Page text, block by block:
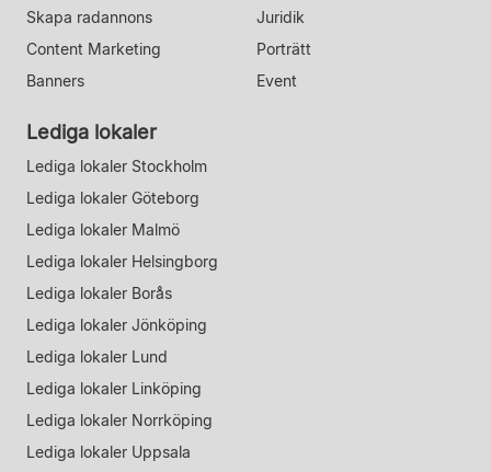
Skapa radannons
Content Marketing
Banners
Juridik
Porträtt
Event
Lediga lokaler
Lediga lokaler Stockholm
Lediga lokaler Göteborg
Lediga lokaler Malmö
Lediga lokaler Helsingborg
Lediga lokaler Borås
Lediga lokaler Jönköping
Lediga lokaler Lund
Lediga lokaler Linköping
Lediga lokaler Norrköping
Lediga lokaler Uppsala